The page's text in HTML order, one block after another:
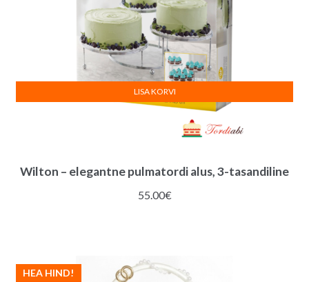
Wilton – elegantne pulmatordi alus, 3-tasandiline
55.00€
LISA KORVI
HEA HIND!